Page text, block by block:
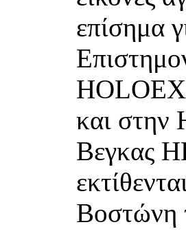
επίσημα
και
Βεγκας
Βοστώνη